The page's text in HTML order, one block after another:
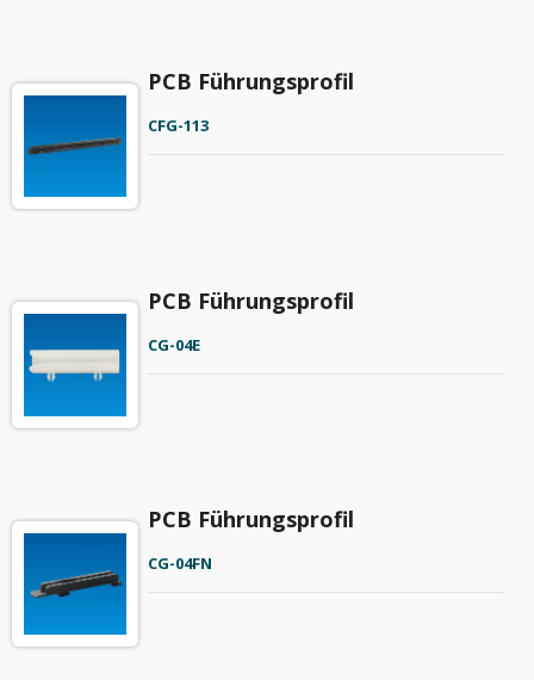
PCB Führungsprofil
CFG-113
PCB Führungsprofil
CG-04E
PCB Führungsprofil
CG-04FN